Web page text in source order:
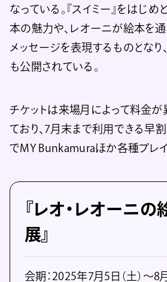
なっている。『スイミー』をはじ
本の魅力や、レオーニが絵本を通
メッセージを表現するものとなり
も公開されている。
チケットは来場月によって料金
ており、7月末まで利用できる早割
でMY Bunkamuraほか各種プレイ
『レオ・レオーニの
展』
会期：2025年7月5日（土）〜8